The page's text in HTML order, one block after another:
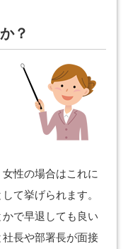
？
性の場合はこれに
て挙げられます。
かで早退しても良い
長や部署長が面接